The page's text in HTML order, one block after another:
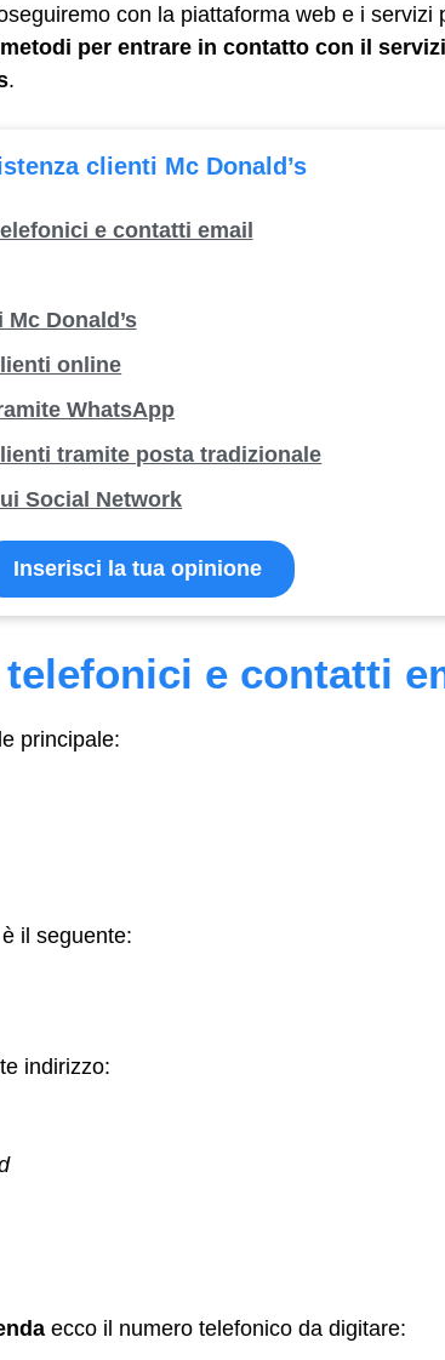
con la piattaforma web e i servizi
per entrare in contatto con il
.
clienti Mc Donald’s
e contatti email
Donald’s
online
WhatsApp
tramite posta tradizionale
Social Network
Inserisci la tua opinione
e contatti
principale:
il seguente:
indirizzo:
ecco il numero telefonico da digitare: